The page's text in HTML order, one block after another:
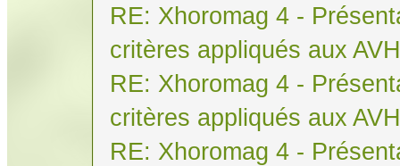
RE: Xhoromag 4 -
critères appliqués aux AVH
RE: Xhoromag 4 -
critères appliqués aux AVH
RE: Xhoromag 4 -